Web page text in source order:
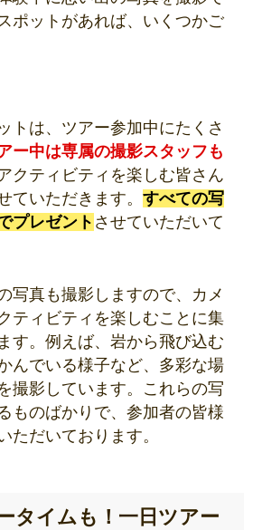
ポットがあれば、いくつかご
トは、ツアー参加中にたくさ
ー中は専属の撮影スタッフも
クティビティを楽しむ皆さん
ていただきます。 すべての写
プレゼント させていただいて
写真も撮影しますので、カメ
ティビティを楽しむことに集
す。例えば、岩から飛び込む
んでいる様子など、多彩な場
撮影しています。これらの写
ものばかりで、参加者の皆様
ただいております。
タイムも！一日ツアー